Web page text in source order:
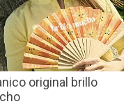
original brillo